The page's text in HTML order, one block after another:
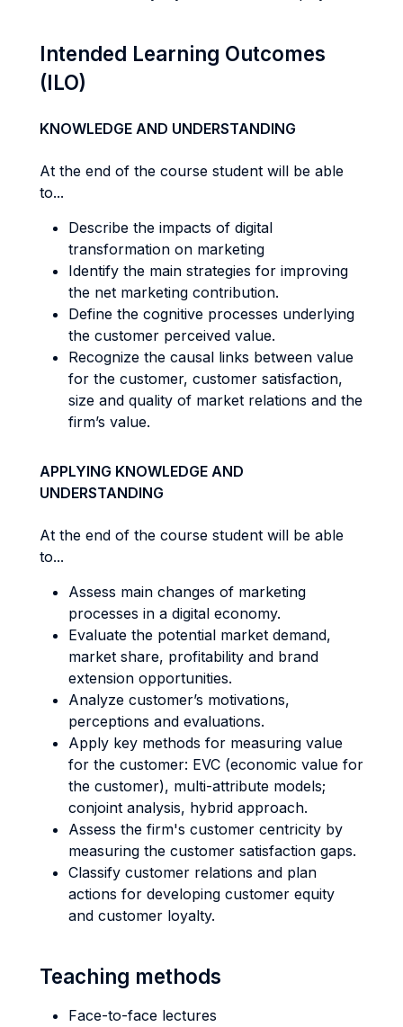
Intended Learning Outcomes
(ILO)
KNOWLEDGE AND UNDERSTANDING
At the end of the course student will be able
to...
Describe the impacts of digital
transformation on marketing
Identify the main strategies for improving
the net marketing contribution.
Define the cognitive processes underlying
the customer perceived value.
Recognize the causal links between value
for the customer, customer satisfaction,
size and quality of market relations and the
firm’s value.
APPLYING KNOWLEDGE AND
UNDERSTANDING
At the end of the course student will be able
to...
Assess main changes of marketing
processes in a digital economy.
Evaluate the potential market demand,
market share, profitability and brand
extension opportunities.
Analyze customer’s motivations,
perceptions and evaluations.
Apply key methods for measuring value
for the customer: EVC (economic value for
the customer), multi-attribute models;
conjoint analysis, hybrid approach.
Assess the firm's customer centricity by
measuring the customer satisfaction gaps.
Classify customer relations and plan
actions for developing customer equity
and customer loyalty.
Teaching methods
Face-to-face lectures